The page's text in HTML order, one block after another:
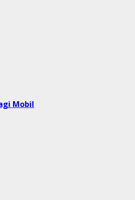
Mobil